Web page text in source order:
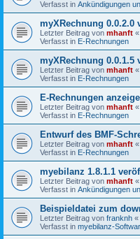
Verfasst in Ankündigungen
myXRechnung 0.0.2.0
Letzter Beitrag von mhanft «
Verfasst in E-Rechnungen
myXRechnung 0.0.1.5
Letzter Beitrag von mhanft «
Verfasst in E-Rechnungen
E-Rechnungen
Letzter Beitrag von mhanft «
Verfasst in E-Rechnungen
Entwurf des BMF-
Letzter Beitrag von mhanft «
Verfasst in E-Rechnungen
myebilanz 1.8.1.1
Letzter Beitrag von mhanft «
Verfasst in Ankündigungen
Beispieldatei zum
Letzter Beitrag von franknh «
Verfasst in myebilanz-